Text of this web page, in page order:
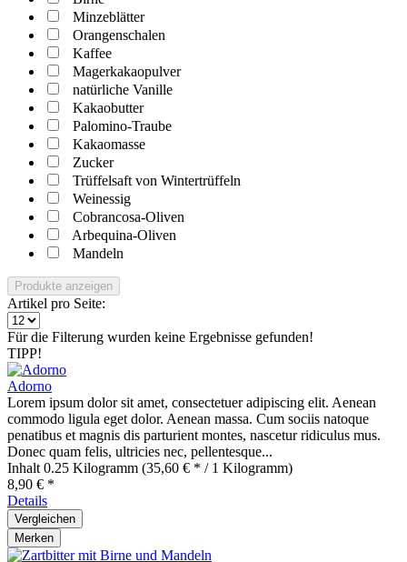
Minzeblätter
Orangenschalen
Kaffee
Magerkakaopulver
natürliche Vanille
Kakaobutter
Palomino-Traube
Kakaomasse
Zucker
Trüffelsaft von Wintertrüffeln
Weinessig
Cobrancosa-Oliven
Arbequina-Oliven
Mandeln
Produkte anzeigen
Artikel pro Seite:
Für die Filterung wurden keine Ergebnisse gefunden!
TIPP!
Adorno
Lorem ipsum dolor sit amet, consectetuer adipiscing elit. Aenean
commodo ligula eget dolor. Aenean massa. Cum sociis natoque
penatibus et magnis dis parturient montes, nascetur ridiculus mus.
Donec quam felis, ultricies nec, pellentesque...
Inhalt 0.25 Kilogramm (35,60 € * / 1 Kilogramm)
8,90 € *
Details
Vergleichen
Merken